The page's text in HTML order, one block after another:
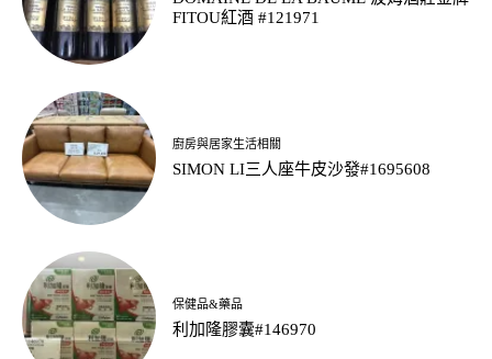
FITOU紅酒 #121971
廚房與居家生活相關
SIMON LI三人座牛皮沙發#1695608
保健品&藥品
利加隆膠囊#146970